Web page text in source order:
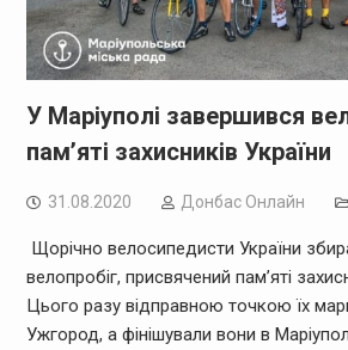
У Маріуполі завершився
пам’яті захисників України
31.08.2020 Дoнбас Онлайн
Щорічно велосипедисти України
велопробіг, присвячений пам’яті
Цього разу відправною точкою їх
Ужгород, а фінішували вони в